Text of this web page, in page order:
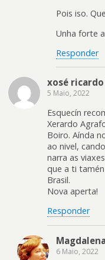
Pois iso.
Unha forte
Responder
xosé
5 Maio, 2022
Esquecín
Xerardo
Boiro. Aínda
ao nivel,
narra as
que a ti
Brasil.
Nova aperta!
Responder
6 Maio, 2022